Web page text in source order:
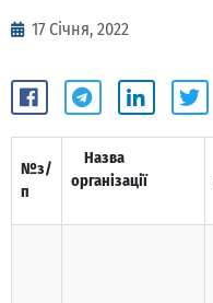
17 Січня, 2022
№з/
п
Назва
організації